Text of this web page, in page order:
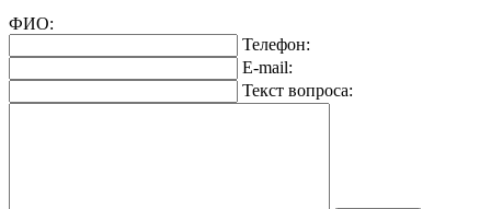
ФИО:
Телефон:
E-mail:
Текст вопроса: